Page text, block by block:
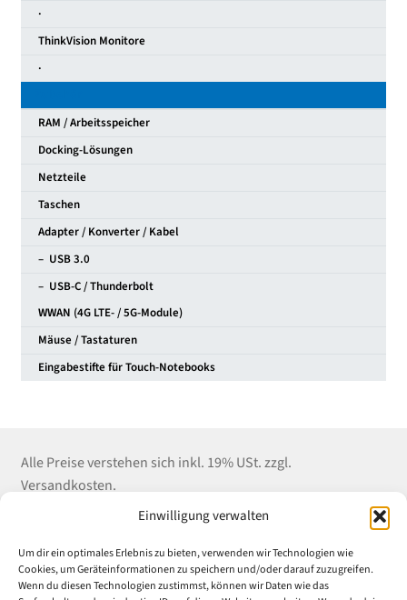
Einwilligung verwalten
Um dir ein optimales Erlebnis zu bieten, verwenden wir Technologien wie
Cookies, um Geräteinformationen zu speichern und/oder darauf zuzugreifen.
Wenn du diesen Technologien zustimmst, können wir Daten wie das
·
ThinkVision Monitore
·
RAM / Arbeitsspeicher
Docking-Lösungen
Netzteile
Taschen
Adapter / Konverter / Kabel
– USB 3.0
– USB-C / Thunderbolt
WWAN (4G LTE- / 5G-Module)
Mäuse / Tastaturen
Eingabestifte für Touch-Notebooks
Alle Preise verstehen sich inkl. 19% USt. zzgl.
Versandkosten.
Winter EDV-Service
Liebigstrasse 18
Shop Service
Versandkosten
Zahlungsarten
Informationen
Impressum
Datenschutz